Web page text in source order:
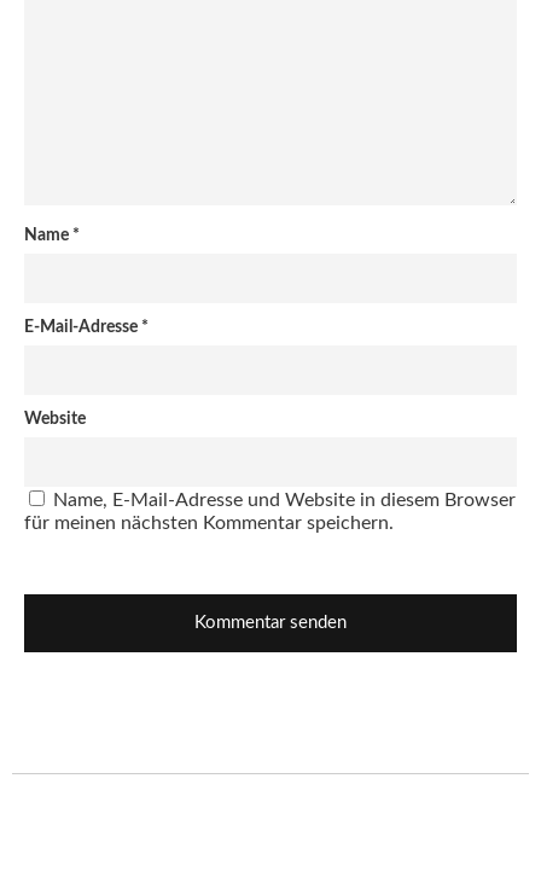
Name *
E-Mail-Adresse *
Website
Name, E-Mail-Adresse und Website in diesem Browser
für meinen nächsten Kommentar speichern.